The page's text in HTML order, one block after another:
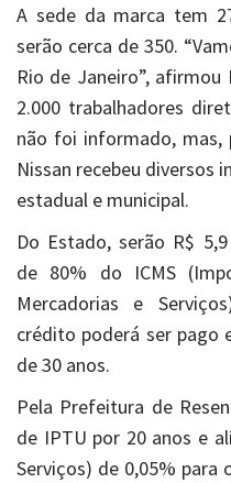
A sede da marca tem
serão cerca de 350.
Rio de Janeiro”, afirmou
2.000 trabalhadores
não foi informado, mas,
Nissan recebeu diversos
estadual e municipal.
Do Estado, serão R$
de 80% do ICMS
Mercadorias e
crédito poderá ser pago
de 30 anos.
Pela Prefeitura de
de IPTU por 20 anos e
Serviços) de 0,05% para